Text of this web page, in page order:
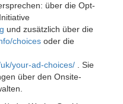
über die Opt-
und zusätzlich über die
choices oder die
your-ad-choices/
. Sie
über den Onsite-